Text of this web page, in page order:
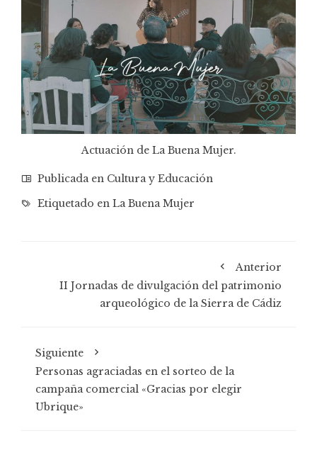
Actuación de La Buena Mujer.
Publicada en Cultura y Educación
Etiquetado en La Buena Mujer
Anterior
II Jornadas de divulgación del patrimonio
arqueológico de la Sierra de Cádiz
Siguiente
Personas agraciadas en el sorteo de la
campaña comercial «Gracias por elegir
Ubrique»